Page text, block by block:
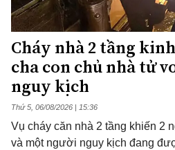
Cháy nhà 2 tầng
cha con chủ nhà tử
nguy kịch
Thứ 5, 06/08/2026 | 15:36
Vụ cháy căn nhà 2 tầng khiến 2
và một người nguy kịch đang